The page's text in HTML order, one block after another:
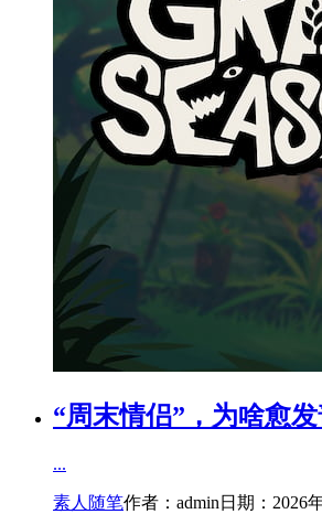
“周末情侣”，为啥愈
...
素人随笔作者：admin日期：2026